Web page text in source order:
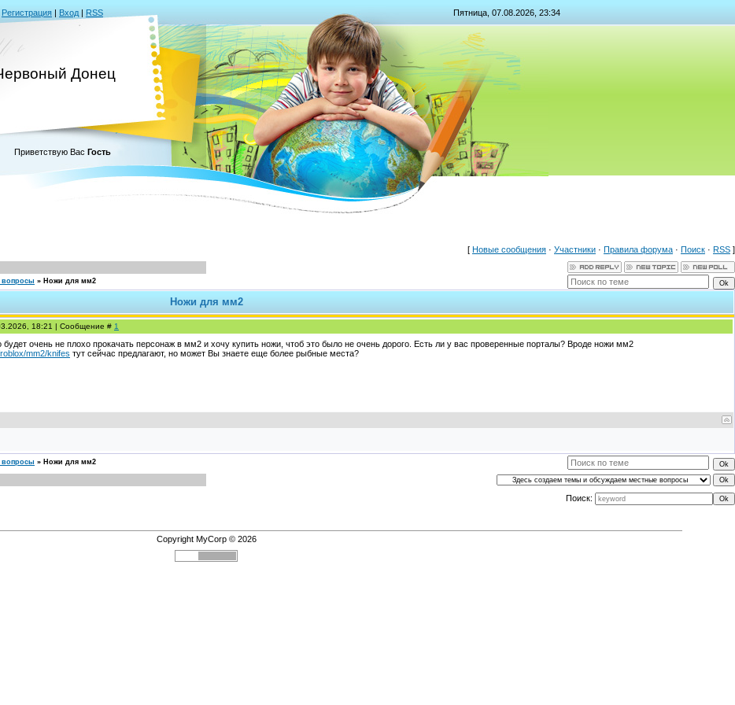
Регистрация | Вход | RSS Пятница, 07.08.2026, 23:34
Донец
Приветствую Вас Гость
[ Новые сообщения · Участники · Правила форума · Поиск · RSS ]
вопросы » Ножи для мм2
Ножи для мм2
18:21 | Сообщение # 1
будет очень не плохо прокачать персонаж в мм2 и хочу купить ножи, чтоб это было не очень дорого. Есть ли у вас проверенные порталы? Вроде ножи мм2
mm2/knifes тут сейчас предлагают, но может Вы знаете еще более рыбные места?
вопросы » Ножи для мм2
Поиск:
Copyright MyCorp © 2026